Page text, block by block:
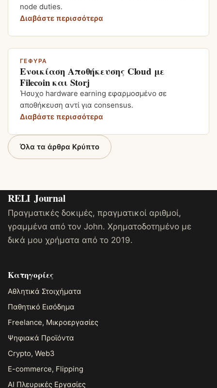
node duties.
Διαβάστε περισσότερα
ΓΈΦΥΡΑ
Ενοικίαση Αποθήκευσης Cloud με
Filecoin και Storj
Ήσυχο hardware earning εφαρμοσμένο σε
αποθήκευση αντί για consensus.
Διαβάστε περισσότερα
Όλα τα άρθρα Κρύπτο
RELI Journal
Πραγματικές δοκιμές, πραγματικοί αριθμοί,
γραμμένα από τον John. Χρηματοδοτημένο με
δικά μου χρήματα από το 2019.
Κατηγορίες
Αθλητικά Στοιχήματα
Παθητικό Εισόδημα
Freelance, Μικροεργασίες
Ψηφιακά Προϊόντα
Crypto, Web3
E-commerce, Flipping
AI Πλευρικές Εργασίες